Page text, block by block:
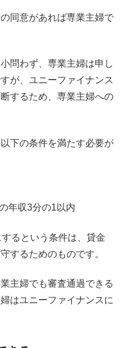
同意があれば専業主婦で
問わず、専業主婦は申し
が、ユニーファイナンス
するため、専業主婦への
下の条件を満たす必要が
年収3分の1以内
るという条件は、貸金
するためのものです。
主婦でも審査通過できる
はユニーファイナンスに